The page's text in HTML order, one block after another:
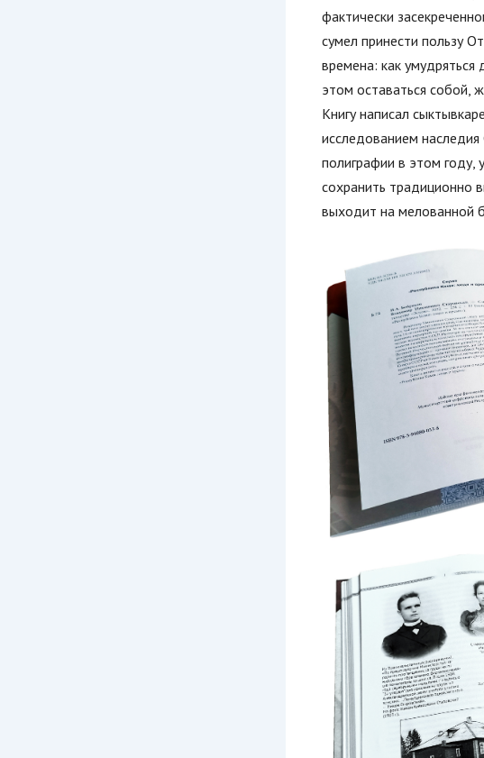
фактически
сумел принести пользу
времена: как
этом оставаться собой,
Книгу написал
исследованием
полиграфии в этом году,
сохранить традиционно
выходит на мелованной